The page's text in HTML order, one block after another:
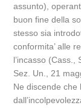
assunto),
buon fine della
stesso sia
conformita’ alle
l’incasso (Cass.,
Sez. Un., 21
Ne discende che